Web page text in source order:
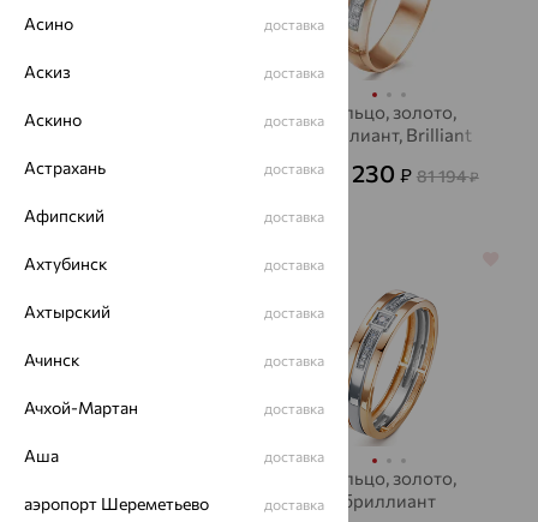
бриллиант, Brilliant
от 32 020
Кольцо, золото,
бриллиант, Brilliant
от 29 230 ₽ 81 194₽
64%
26 914₽ 74 762
64%
Кольцо, золото,
бриллиант
Асино доставка
Аскиз доставка
Аскино доставка
Астрахань доставка
Афипский доставка
Ахтубинск доставка
Ахтырский доставка
Ачинск доставка
Ачхой-Мартан доставка
Аша доставка
аэропорт Шереметьево доставка